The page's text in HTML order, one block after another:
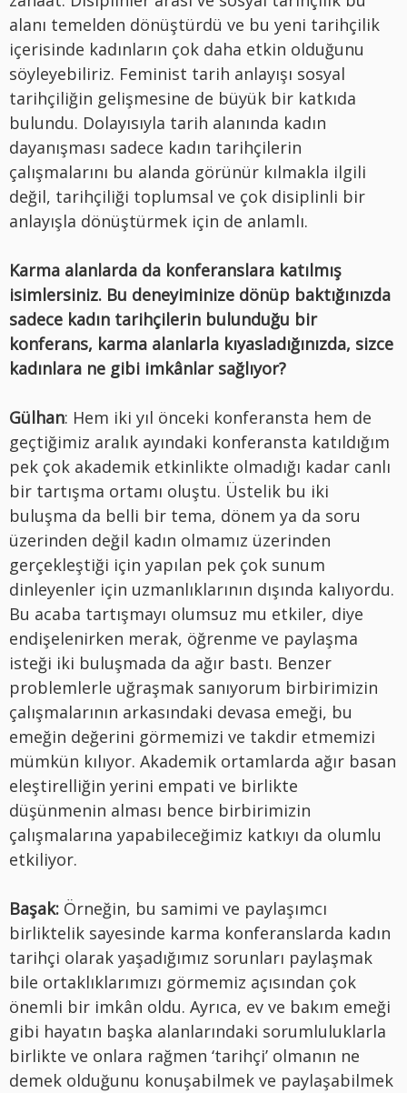
alanı temelden dönüştürdü ve bu yeni tarihçilik
içerisinde kadınların çok daha etkin olduğunu
söyleyebiliriz. Feminist tarih anlayışı sosyal
tarihçiliğin gelişmesine de büyük bir katkıda
bulundu. Dolayısıyla tarih alanında kadın
dayanışması sadece kadın tarihçilerin
çalışmalarını bu alanda görünür kılmakla ilgili
değil, tarihçiliği toplumsal ve çok disiplinli bir
anlayışla dönüştürmek için de anlamlı.
Karma alanlarda da konferanslara katılmış
isimlersiniz. Bu deneyiminize dönüp baktığınızda
sadece kadın tarihçilerin bulunduğu bir
konferans, karma alanlarla kıyasladığınızda, sizce
kadınlara ne gibi imkânlar sağlıyor?
Gülhan: Hem iki yıl önceki konferansta hem de
geçtiğimiz aralık ayındaki konferansta katıldığım
pek çok akademik etkinlikte olmadığı kadar canlı
bir tartışma ortamı oluştu. Üstelik bu iki
buluşma da belli bir tema, dönem ya da soru
üzerinden değil kadın olmamız üzerinden
gerçekleştiği için yapılan pek çok sunum
dinleyenler için uzmanlıklarının dışında kalıyordu.
Bu acaba tartışmayı olumsuz mu etkiler, diye
endişelenirken merak, öğrenme ve paylaşma
isteği iki buluşmada da ağır bastı. Benzer
problemlerle uğraşmak sanıyorum birbirimizin
çalışmalarının arkasındaki devasa emeği, bu
emeğin değerini görmemizi ve takdir etmemizi
mümkün kılıyor. Akademik ortamlarda ağır basan
eleştirelliğin yerini empati ve birlikte
düşünmenin alması bence birbirimizin
çalışmalarına yapabileceğimiz katkıyı da olumlu
etkiliyor.
Başak: Örneğin, bu samimi ve paylaşımcı
birliktelik sayesinde karma konferanslarda kadın
tarihçi olarak yaşadığımız sorunları paylaşmak
bile ortaklıklarımızı görmemiz açısından çok
önemli bir imkân oldu. Ayrıca, ev ve bakım emeği
gibi hayatın başka alanlarındaki sorumluluklarla
birlikte ve onlara rağmen ‘tarihçi’ olmanın ne
demek olduğunu konuşabilmek ve paylaşabilmek